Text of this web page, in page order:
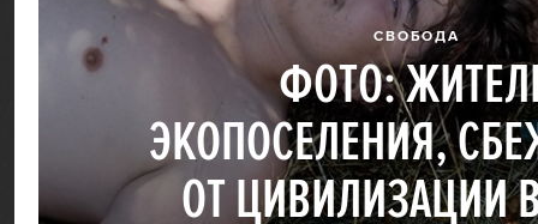
СВОБОДА
ФОТО:
ЭКОПОСЕЛЕНИЯ,
ОТ ЦИВИЛИЗАЦИИ